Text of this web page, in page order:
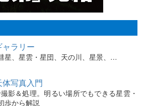
ラリー
星、星雲・星団、天の川、星景、…
写真入門
影＆処理。明るい場所でもできる星雲・
歩から解説